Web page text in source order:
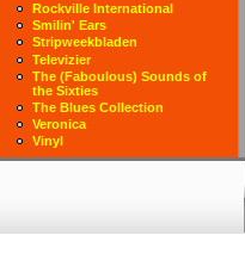
Rockville International
Smilin' Ears
Stripweekbladen
Televizier
The (Faboulous) Sounds of
the Sixties
The Blues Collection
Veronica
Vinyl